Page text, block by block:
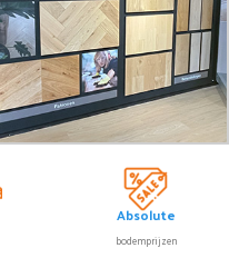
Absolute
bodemprijzen